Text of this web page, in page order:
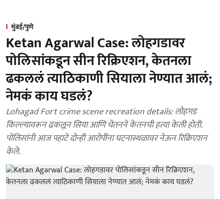
मुंबई/पुणे
Ketan Agarwal Case: लोहगडावर
पोलिसांकडून सीन रिक्रिएशन, केतनला
ढकललं त्याठिकाणी सियाला नेण्यात आलं;
नेमकं काय घडलं?
Lohagad Fort crime scene recreation details: लोहगड
किल्ल्यावरून ढकलून सिया आणि चेतनने केतनची हत्या केली होती.
पोलिसांनी आज पहाटे दोन्ही आरोपींना घटनास्थळावर नेऊन रिक्रिएशन
केले.